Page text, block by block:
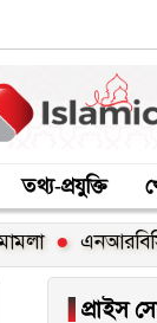
তথ্য-প্রযুক্তি
এনআরবিসি ব্যাংকের
▐ প্রাইস